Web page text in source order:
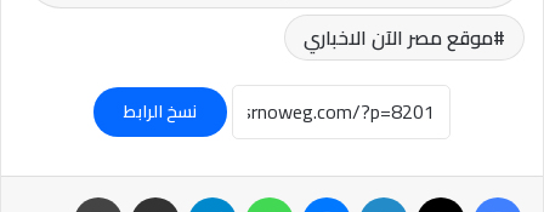
موقع مصر الآن الاخباري
نسخ الرابط
فيسبوك لينكدإن ماسنجر واتساب تيلقرام مشاركة عبر البريد